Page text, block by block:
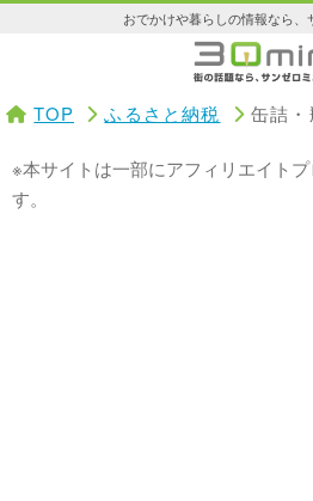
おでかけや暮らしの情報なら、
TOP ふるさと納税 缶詰・
※本サイトは一部にアフィリエイト
す。